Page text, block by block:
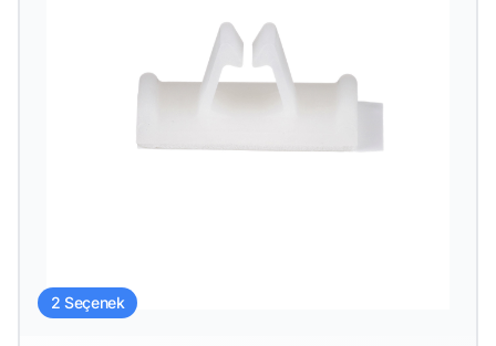
2 Seçenek